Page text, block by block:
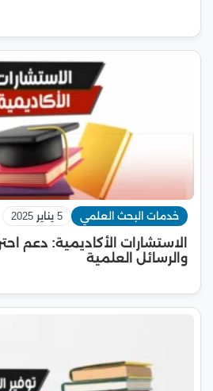
خدمات البحث العلمي 5 يناير 2025
الاستشارات الأكاديمية: دعم
والرسائل العلمية